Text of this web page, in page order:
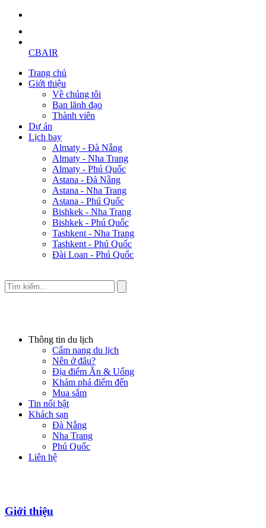
CBAIR
Trang chủ
Giới thiệu
Về chúng tôi
Ban lãnh đạo
Thành viên
Dự án
Lịch bay
Almaty - Đà Nẵng
Almaty - Nha Trang
Almaty - Phú Quốc
Astana - Đà Nẵng
Astana - Nha Trang
Astana - Phú Quốc
Bishkek - Nha Trang
Bishkek - Phú Quốc
Tashkent - Nha Trang
Tashkent - Phú Quốc
Đài Loan - Phú Quốc
Thông tin du lịch
Cẩm nang du lịch
Nên ở đâu?
Địa điểm Ăn & Uống
Khám phá điểm đến
Mua sắm
Tin nổi bật
Khách sạn
Đà Nẵng
Nha Trang
Phú Quốc
Liên hệ
Giới thiệu